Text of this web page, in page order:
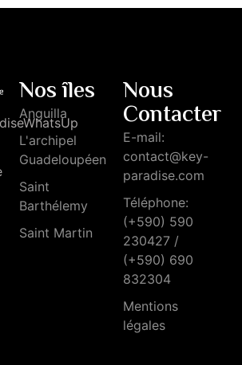
Nos îles
Anguilla
L'archipel
Guadeloupéen
Saint
Barthélemy
Saint Martin
Nous
Contacter
E-mail:
contact@key-
paradise.com
Téléphone:
(+590) 590
230427 /
(+590) 690
832304
Mentions
légales